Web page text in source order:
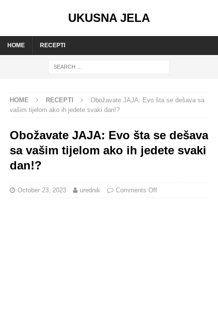
UKUSNA JELA
HOME RECEPTI
HOME RECEPTI
Obožavate JAJA: Evo šta se dešava sa
vašim tijelom ako ih jedete svaki dan!?
Obožavate JAJA: Evo šta se dešava
sa vašim tijelom ako ih jedete svaki
dan!?
October 23, 2023 urednik Comments Off